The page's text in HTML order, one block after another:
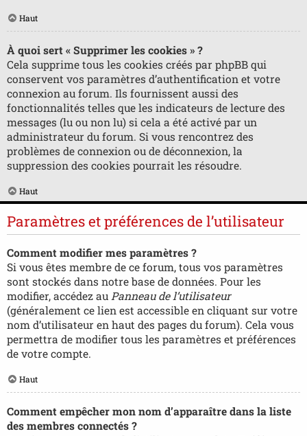
Haut
À quoi sert « Supprimer les cookies » ?
Cela supprime tous les cookies créés par phpBB qui
conservent vos paramètres d’authentification et votre
connexion au forum. Ils fournissent aussi des
fonctionnalités telles que les indicateurs de lecture des
messages (lu ou non lu) si cela a été activé par un
administrateur du forum. Si vous rencontrez des
problèmes de connexion ou de déconnexion, la
suppression des cookies pourrait les résoudre.
Haut
Paramètres et préférences de l’utilisateur
Comment modifier mes paramètres ?
Si vous êtes membre de ce forum, tous vos paramètres
sont stockés dans notre base de données. Pour les
modifier, accédez au Panneau de l’utilisateur
(généralement ce lien est accessible en cliquant sur votre
nom d’utilisateur en haut des pages du forum). Cela vous
permettra de modifier tous les paramètres et préférences
de votre compte.
Haut
Comment empêcher mon nom d’apparaître dans la liste
des membres connectés ?